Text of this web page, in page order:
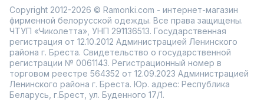
Copyright 2012-2026 © Ramonki.com - интернет-магазин
фирменной белорусской одежды. Все права защищены.
ЧТУП «Чиколетта», УНП 291136513. Государственная
регистрация от 12.10.2012 Администрацией Ленинского
района г. Бреста. Свидетельство о государственной
регистрации № 0061143. Регистрационный номер в
торговом реестре 564352 от 12.09.2023 Администрацией
Ленинского района г. Бреста. Юр. адрес: Республика
Беларусь, г.Брест, ул. Буденного 17/1.